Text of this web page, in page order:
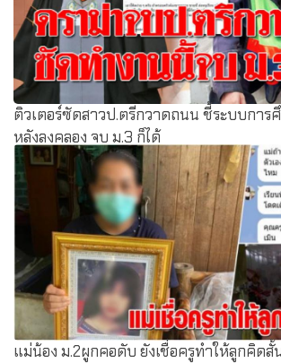
ติวเตอร์ซัดสาวป.ตรีกวาดถนน ชี้ระบบการ
หลังลงคลอง จบ ม.3 ก็ได้
แม่น้อง ม.2ผูกคอดับ ยังเชื่อครูทำให้ลูกคิดสั้